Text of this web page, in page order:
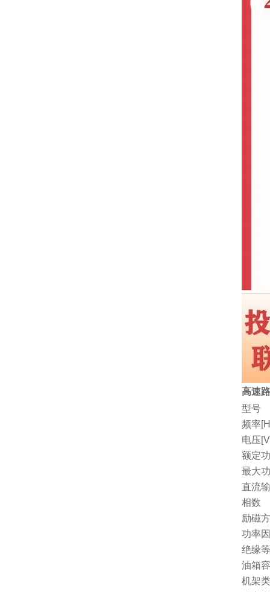
高速
型号
频率
电压
额定
最大
直流
相数
励磁
功率
绝缘
油箱
机架